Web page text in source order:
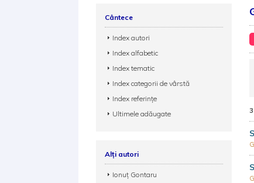
Cântece
Index autori
Index alfabetic
Index tematic
Index categorii de vârstă
Index referințe
Ultimele adăugate
Alți autori
Ionuț Gontaru